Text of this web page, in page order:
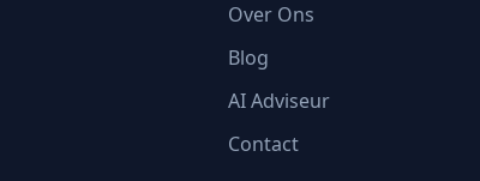
Over Ons
Blog
AI Adviseur
Contact